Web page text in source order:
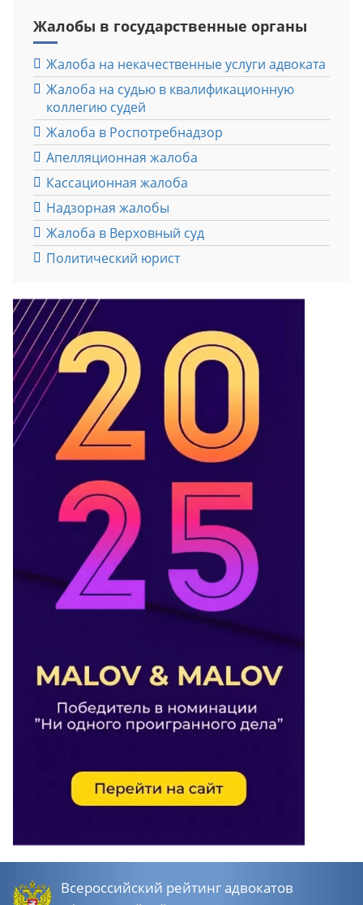
Жалобы в государственные органы
Жалоба на некачественные услуги адвоката
Жалоба на судью в квалификационную
коллегию судей
Жалоба в Роспотребнадзор
Апелляционная жалоба
Кассационная жалоба
Надзорная жалобы
Жалоба в Верховный суд
Политический юрист
Всероссийский рейтинг адвокатов